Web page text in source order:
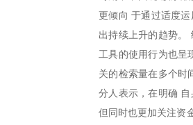
更倾向 于通过适度
出持续上升的趋势。
工具的使用行为也呈
关的检索量在多个时
分人表示，在明确
但同时也更加关注资